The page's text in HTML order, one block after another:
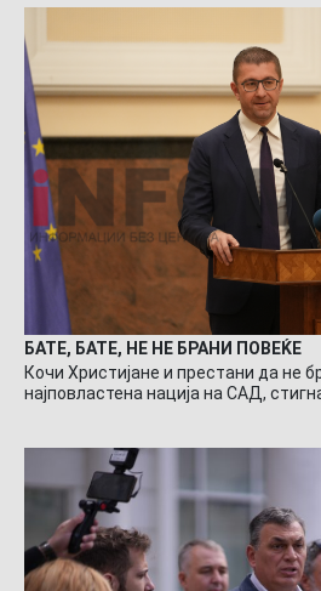
БАТЕ, БАТЕ, НЕ НЕ БРАНИ ПОВЕЌЕ
Кочи Христијане и престани да не
најповластена нација на САД,